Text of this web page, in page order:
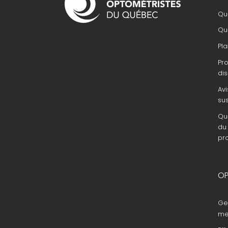
principale